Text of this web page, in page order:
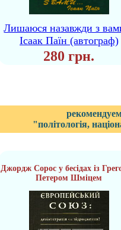
Лишаюся назавжди з
Ісаак Паïн (автограф)
280 грн.
"політологія,
Джордж Сорос у бесідах із
Петером Шміцем